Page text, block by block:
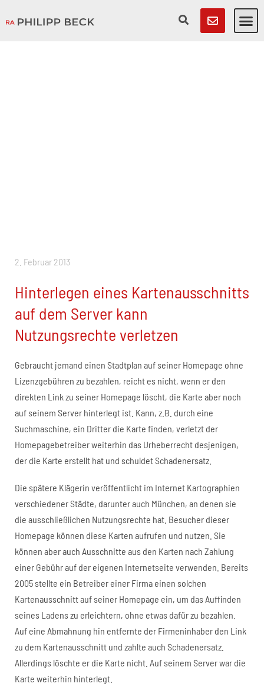
2. Februar 2013
Hinterlegen eines Kartenausschnitts
auf dem Server kann
Nutzungsrechte verletzen
Gebraucht jemand einen Stadtplan auf seiner Homepage ohne
Lizenzgebühren zu bezahlen, reicht es nicht, wenn er den
direkten Link zu seiner Homepage löscht, die Karte aber noch
auf seinem Server hinterlegt ist. Kann, z.B. durch eine
Suchmaschine, ein Dritter die Karte finden, verletzt der
Homepagebetreiber weiterhin das Urheberrecht desjenigen,
der die Karte erstellt hat und schuldet Schadenersatz.
Die spätere Klägerin veröffentlicht im Internet Kartographien
verschiedener Städte, darunter auch München, an denen sie
die ausschließlichen Nutzungsrechte hat. Besucher dieser
Homepage können diese Karten aufrufen und nutzen. Sie
können aber auch Ausschnitte aus den Karten nach Zahlung
einer Gebühr auf der eigenen Internetseite verwenden. Bereits
2005 stellte ein Betreiber einer Firma einen solchen
Kartenausschnitt auf seiner Homepage ein, um das Auffinden
seines Ladens zu erleichtern, ohne etwas dafür zu bezahlen.
Auf eine Abmahnung hin entfernte der Firmeninhaber den Link
zu dem Kartenausschnitt und zahlte auch Schadenersatz.
Allerdings löschte er die Karte nicht. Auf seinem Server war die
Karte weiterhin hinterlegt.